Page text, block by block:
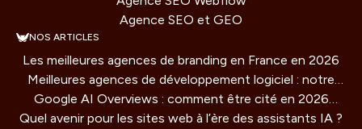
Agence SEO et GEO
NOS ARTICLES
Les meilleures agences de branding en France en 2026
Meilleures agences de développement logiciel : notre
comparatif 2026
Google AI Overviews : comment être cité en 2026
(guide concret)
Quel avenir pour les sites web à l’ère des assistants IA ?